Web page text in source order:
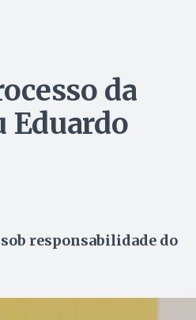
da
Eduardo
responsabilidade do